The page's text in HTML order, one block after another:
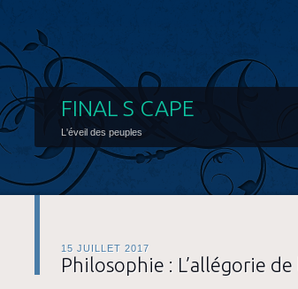
FINAL S CAPE
L'éveil des peuples
15 JUILLET 2017
Philosophie : L’allégorie de